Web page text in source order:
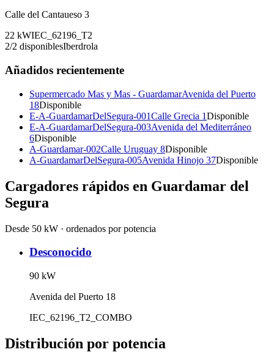
Calle del Cantaueso 3
22 kWIEC_62196_T2
2/2 disponiblesIberdrola
Añadidos recientemente
Supermercado Mas y Mas - GuardamarAvenida del Puerto
18Disponible
E-A-GuardamarDelSegura-001Calle Grecia 1Disponible
E-A-GuardamarDelSegura-003Avenida del Mediterráneo
6Disponible
A-Guardamar-002Calle Uruguay 8Disponible
A-GuardamarDelSegura-005Avenida Hinojo 37Disponible
Cargadores rápidos en Guardamar del
Segura
Desde 50 kW · ordenados por potencia
Desconocido
90 kW
Avenida del Puerto 18
IEC_62196_T2_COMBO
Distribución por potencia